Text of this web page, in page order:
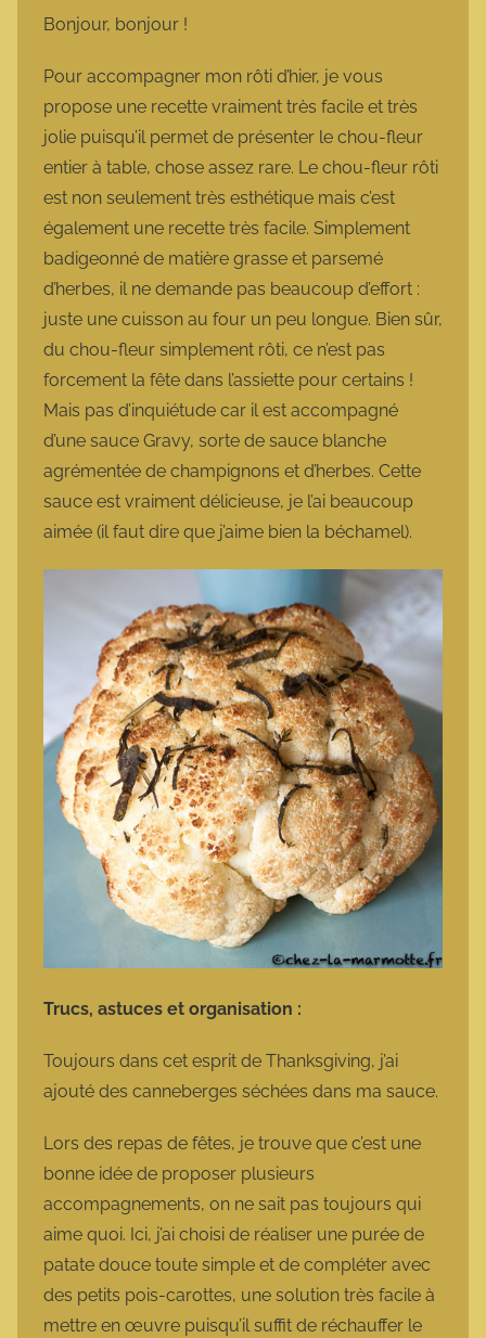
o
t
t
e
Bonjour, bonjour !
Pour accompagner mon rôti d’hier, je vous
propose une recette vraiment très facile et très
jolie puisqu’il permet de présenter le chou-fleur
entier à table, chose assez rare. Le chou-fleur rôti
est non seulement très esthétique mais c’est
également une recette très facile. Simplement
badigeonné de matière grasse et parsemé
d’herbes, il ne demande pas beaucoup d’effort :
juste une cuisson au four un peu longue. Bien sûr,
du chou-fleur simplement rôti, ce n’est pas
forcement la fête dans l’assiette pour certains !
Mais pas d’inquiétude car il est accompagné
d’une sauce Gravy, sorte de sauce blanche
agrémentée de champignons et d’herbes. Cette
sauce est vraiment délicieuse, je l’ai beaucoup
aimée (il faut dire que j’aime bien la béchamel).
Trucs, astuces et organisation :
Toujours dans cet esprit de Thanksgiving, j’ai
ajouté des canneberges séchées dans ma sauce.
Lors des repas de fêtes, je trouve que c’est une
bonne idée de proposer plusieurs
accompagnements, on ne sait pas toujours qui
aime quoi. Ici, j’ai choisi de réaliser une purée de
patate douce toute simple et de compléter avec
des petits pois-carottes, une solution très facile à
mettre en œuvre puisqu’il suffit de réchauffer le